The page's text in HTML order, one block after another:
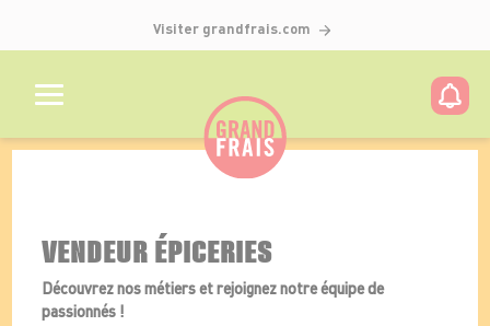
Visiter grandfrais.com
VENDEUR ÉPICERIES
Découvrez nos métiers et rejoignez notre équipe de
passionnés !